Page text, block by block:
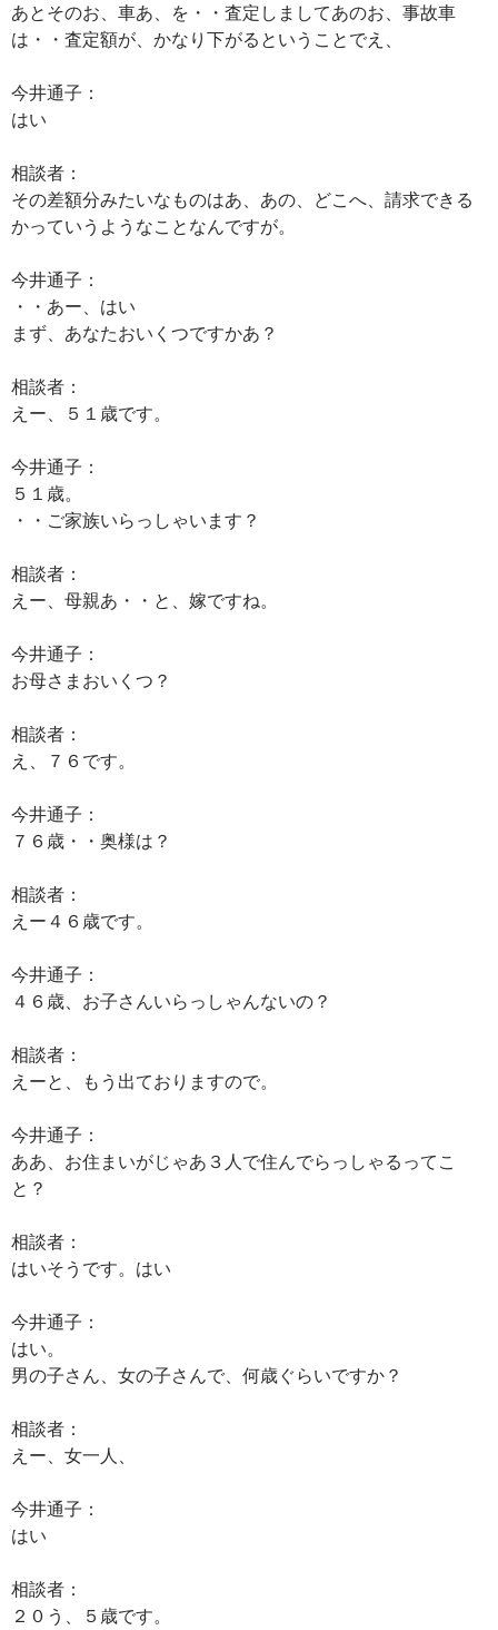
あとそのお、車あ、を・・査定しましてあのお、事故車
は・・査定額が、かなり下がるということでえ、
今井通子：
はい
相談者：
その差額分みたいなものはあ、あの、どこへ、請求できる
かっていうようなことなんですが。
今井通子：
・・あー、はい
まず、あなたおいくつですかあ？
相談者：
えー、５１歳です。
今井通子：
５１歳。
・・ご家族いらっしゃいます？
相談者：
えー、母親あ・・と、嫁ですね。
今井通子：
お母さまおいくつ？
相談者：
え、７６です。
今井通子：
７６歳・・奥様は？
相談者：
えー４６歳です。
今井通子：
４６歳、お子さんいらっしゃんないの？
相談者：
えーと、もう出ておりますので。
今井通子：
ああ、お住まいがじゃあ３人で住んでらっしゃるってこ
と？
相談者：
はいそうです。はい
今井通子：
はい。
男の子さん、女の子さんで、何歳ぐらいですか？
相談者：
えー、女一人、
今井通子：
はい
相談者：
２０う、５歳です。